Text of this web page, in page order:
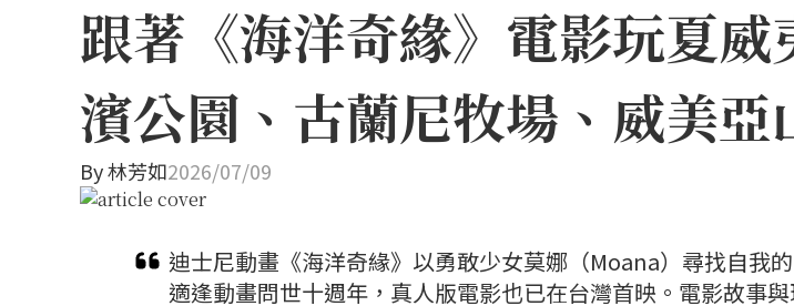
跟著《海洋奇緣》電影玩夏
濱公園、古蘭尼牧場、威美亞
By林芳如2026/07/09
迪士尼動畫《海洋奇緣》以勇敢少女莫娜（Moana）尋找自我
適逢動畫問世十週年，真人版電影也已在台灣首映。電影故事